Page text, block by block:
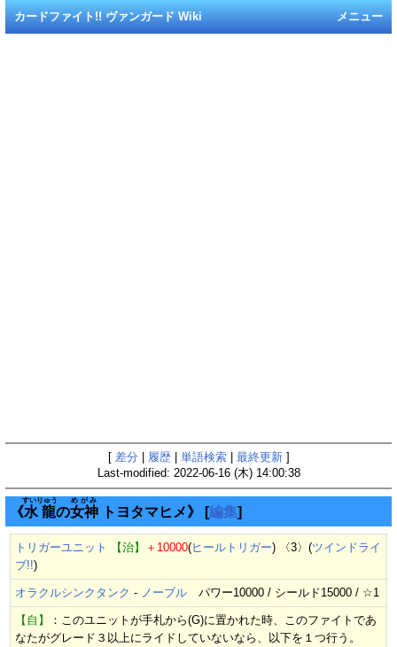
メニュー
カードファイト!! ヴァンガード Wiki
[ 差分 履歴| 単語検索| 最終更新]
Last-modified: 2022-06-16 (木) 14:00:38
《水龍
すいりゅう
の女神
めがみ
トヨタマヒメ》 [編集]
トリガーユニット 【治】 ＋10000(ヒールトリガー) 〈3〉(ツインドライ
ブ!!)
オラクルシンクタンク - ノーブル パワー10000 / シールド15000 / ☆1
【自】
：このユニットが手札から(G)に置かれた時、このファイトであ
なたがグレード３以上にライドしていないなら、以下を１つ行う。